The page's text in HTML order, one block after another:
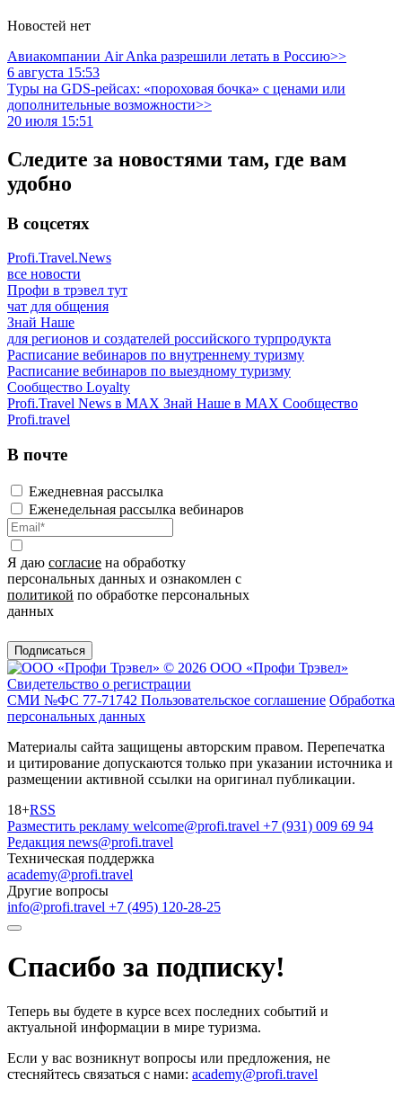
Новостей нет
Авиакомпании Air Anka разрешили летать в Россию>>
6 августа 15:53
Туры на GDS-рейсах: «пороховая бочка» с ценами или
дополнительные возможности>>
20 июля 15:51
Следите за новостями там, где вам
удобно
В соцсетях
Profi.Travel.News
все новости
Профи в трэвел тут
чат для общения
Знай Наше
для регионов и создателей российского турпродукта
Расписание вебинаров по внутреннему туризму
Расписание вебинаров по выездному туризму
Сообщество Loyalty
Profi.Travel News в MAX Знай Наше в MAX Сообщество
Profi.travel
В почте
Ежедневная рассылка
Еженедельная рассылка вебинаров
Я даю согласие на обработку
персональных данных и ознакомлен с
политикой по обработке персональных
данных
Подписаться
© 2026 ООО «Профи Трэвeл»
Свидетельство о регистрации
СМИ №ФС 77-71742 Пользовательское соглашение Обработка
персональных данных
Материалы сайта защищены авторским правом. Перепечатка
и цитирование допускаются только при указании источника и
размещении активной ссылки на оригинал публикации.
18+RSS
Разместить рекламу welcome@profi.travel +7 (931) 009 69 94
Редакция news@profi.travel
Техническая поддержка
academy@profi.travel
Другие вопросы
info@profi.travel +7 (495) 120-28-25
Спасибо за подписку!
Теперь вы будете в курсе всех последних событий и
актуальной информации в мире туризма.
Если у вас возникнут вопросы или предложения, не
стесняйтесь связаться с нами: academy@profi.travel